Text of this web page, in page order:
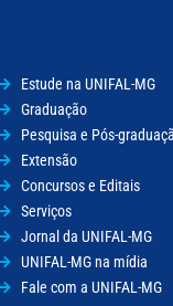
Estude na UNIFAL-MG
Graduação
Pesquisa e Pós-
Extensão
Concursos e Editais
Serviços
Jornal da UNIFAL-MG
UNIFAL-MG na mídia
Fale com a UNIFAL-MG